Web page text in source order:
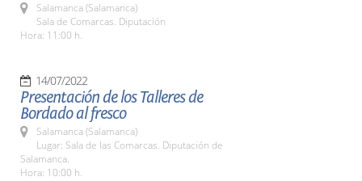
Salamanca (Salamanca)
Sala de Comarcas. Diputación
Hora: 11:00 h.
14/07/2022
Presentación de los Talleres de
Bordado al fresco
Salamanca (Salamanca)
Lugar: Sala de las Comarcas. Diputación de
Salamanca.
Hora: 10:00 h.